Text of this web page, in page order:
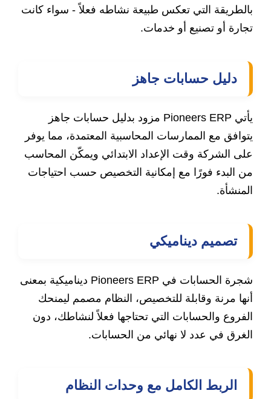
بالطريقة التي تعكس طبيعة نشاطه فعلاً - سواء كانت
تجارة أو تصنيع أو خدمات.
دليل حسابات جاهز
يأتي Pioneers ERP مزود بدليل حسابات جاهز
يتوافق مع الممارسات المحاسبية المعتمدة، مما يوفر
على الشركة وقت الإعداد الابتدائي ويمكّن المحاسب
من البدء فورًا مع إمكانية التخصيص حسب احتياجات
المنشأة.
تصميم ديناميكي
شجرة الحسابات في Pioneers ERP ديناميكية بمعنى
أنها مرنة وقابلة للتخصيص، النظام مصمم ليمنحك
الفروع والحسابات التي تحتاجها فعلاً لنشاطك، دون
الغرق في عدد لا نهائي من الحسابات.
الربط الكامل مع وحدات النظام